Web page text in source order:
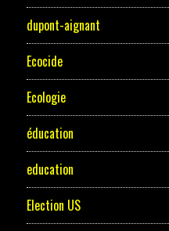
dupont-aignant
Ecocide
Ecologie
éducation
education
Election US